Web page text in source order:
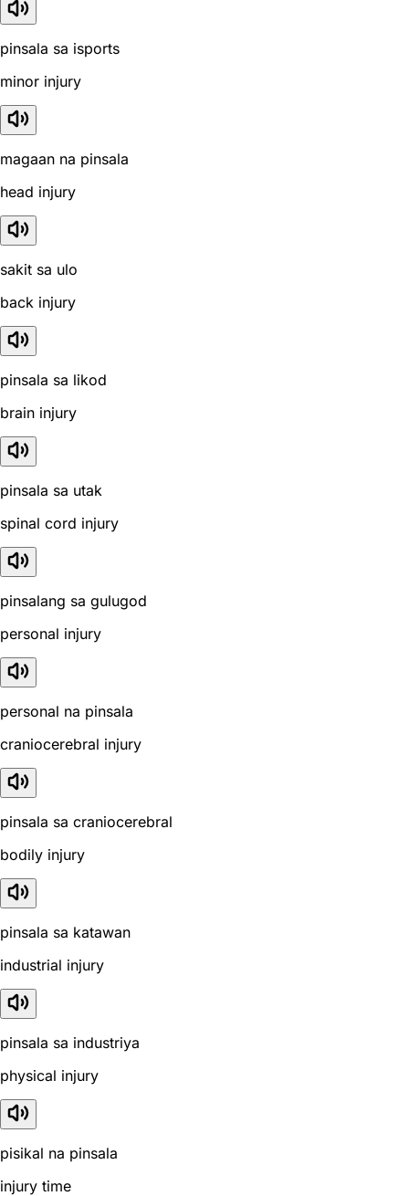
pinsala sa isports
minor injury
magaan na pinsala
head injury
sakit sa ulo
back injury
pinsala sa likod
brain injury
pinsala sa utak
spinal cord injury
pinsalang sa gulugod
personal injury
personal na pinsala
craniocerebral injury
pinsala sa craniocerebral
bodily injury
pinsala sa katawan
industrial injury
pinsala sa industriya
physical injury
pisikal na pinsala
injury time